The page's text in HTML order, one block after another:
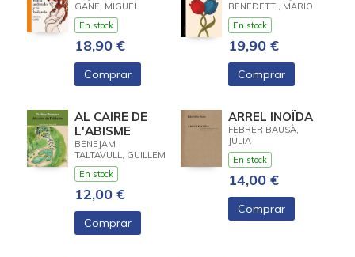
TÚ BAILANDO
GANE, MIGUEL
En stock
18,90 €
Comprar
ANTOLOGÍA
BENEDETTI, MARIO
En stock
19,90 €
Comprar
AL CAIRE DE
L'ABISME
BENEJAM
TALTAVULL, GUILLEM
En stock
12,00 €
Comprar
ARREL INOÏDA
FEBRER BAUSÀ,
JÚLIA
En stock
14,00 €
Comprar